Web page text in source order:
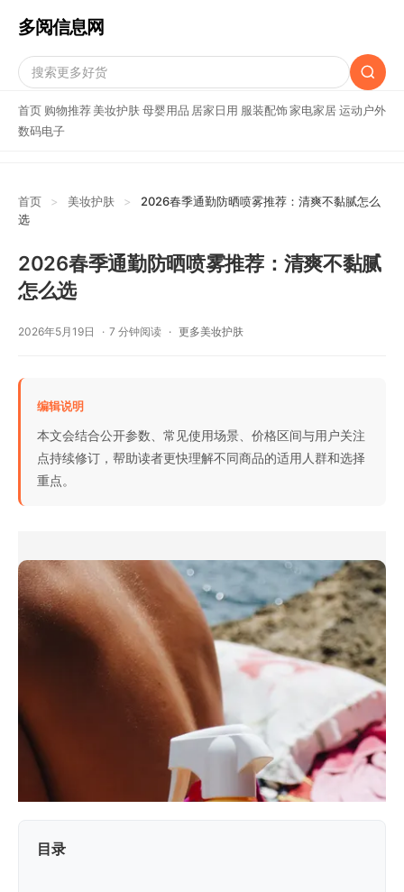
多阅信息网
首页 购物推荐 美妆护肤母婴用品 居家日用 服装配饰家电家居运动户外
数码电子
首页 > 美妆护肤 >
2026春季通勤防晒喷雾推荐：清爽不黏腻怎么
选
2026春季通勤防晒喷雾推荐：清爽不黏腻
怎么选
2026年5月19日 7 分钟阅读 更多美妆护肤
编辑说明
本文会结合公开参数、常见使用场景、价格区间与用户关注
点持续修订，帮助读者更快理解不同商品的适用人群和选择
重点。
目录